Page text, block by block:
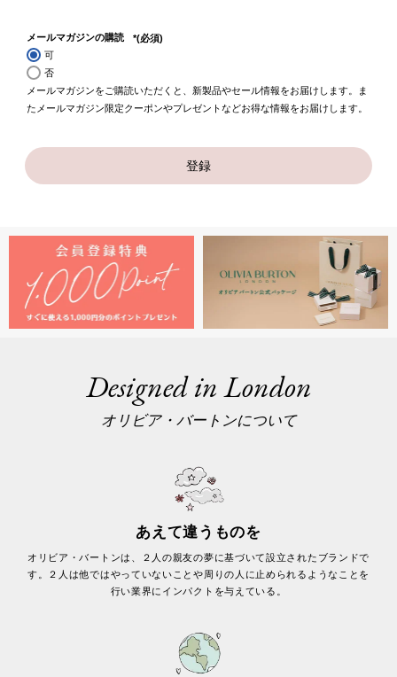
メールマガジンの購読
(必須)
可
否
メールマガジンをご購読いただくと、新製品やセール情報をお届けします。ま
たメールマガジン限定クーポンやプレゼントなどお得な情報をお届けします。
登録
Designed in London
オリビア・バートンについて
あえて違うものを
オリビア・バートンは、２人の親友の夢に基づいて設立されたブランドで
す。２人は他ではやっていないことや周りの人に止められるようなことを
行い業界にインパクトを与えている。